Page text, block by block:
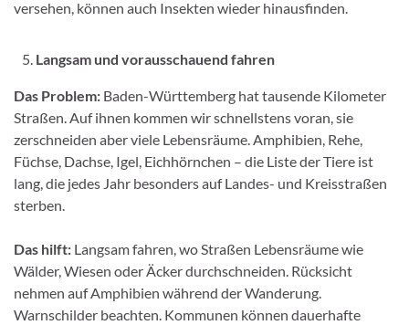
versehen, können auch Insekten wieder hinausfinden.
Langsam und vorausschauend fahren
Das Problem: Baden-Württemberg hat tausende Kilometer
Straßen. Auf ihnen kommen wir schnellstens voran, sie
zerschneiden aber viele Lebensräume. Amphibien, Rehe,
Füchse, Dachse, Igel, Eichhörnchen – die Liste der Tiere ist
lang, die jedes Jahr besonders auf Landes- und Kreisstraßen
sterben.
Das hilft: Langsam fahren, wo Straßen Lebensräume wie
Wälder, Wiesen oder Äcker durchschneiden. Rücksicht
nehmen auf Amphibien während der Wanderung.
Warnschilder beachten. Kommunen können dauerhafte